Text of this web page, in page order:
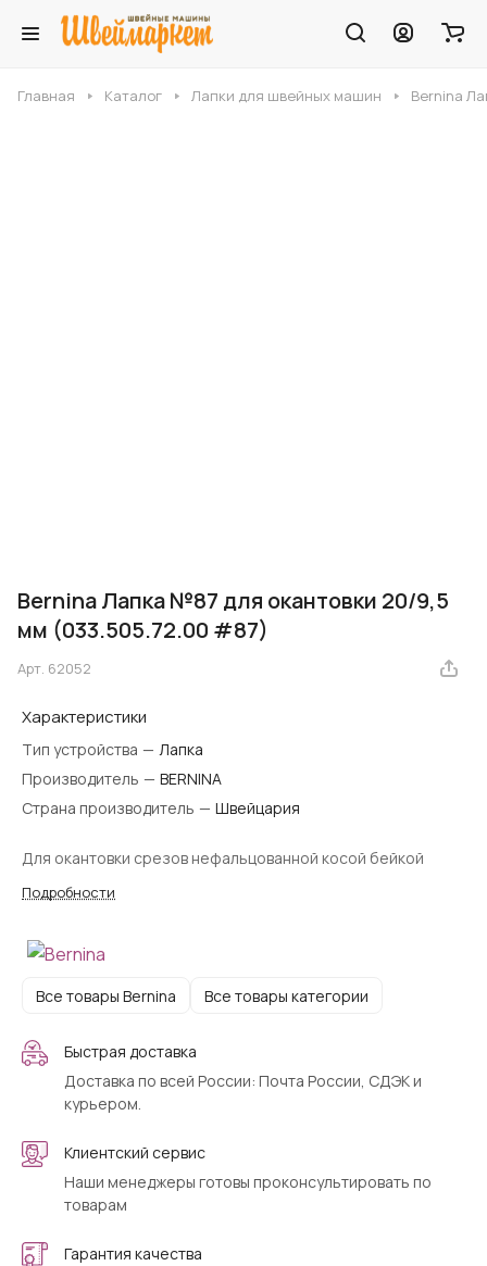
Главная Каталог Лапки для швейных машин Bernina
Bernina Лапка №87 для окантовки 20/9,5
мм (033.505.72.00 #87)
Арт. 62052
Характеристики
Тип устройства — Лапка
Производитель — BERNINA
Страна производитель — Швейцария
Для окантовки срезов нефальцованной косой бейкой
Подробности
Все товары Bernina Все товары категории
Быстрая доставка
Доставка по всей России: Почта России, СДЭК и
курьером.
Клиентский сервис
Наши менеджеры готовы проконсультировать по
товарам
Гарантия качества